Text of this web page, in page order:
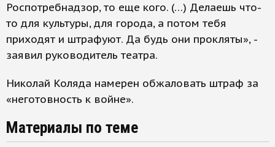
Роспотребнадзор, то еще кого. (…) Делаешь что-
то для культуры, для города, а потом тебя
приходят и штрафуют. Да будь они прокляты», -
заявил руководитель театра.
Николай Коляда намерен обжаловать штраф за
«неготовность к войне».
Материалы по теме